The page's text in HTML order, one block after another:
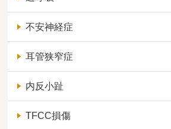
不安神経症
耳管狭窄症
内反小趾
TFCC損傷